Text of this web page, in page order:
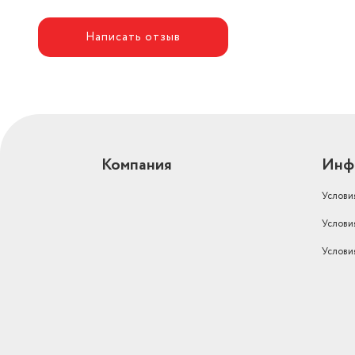
Написать отзыв
Компания